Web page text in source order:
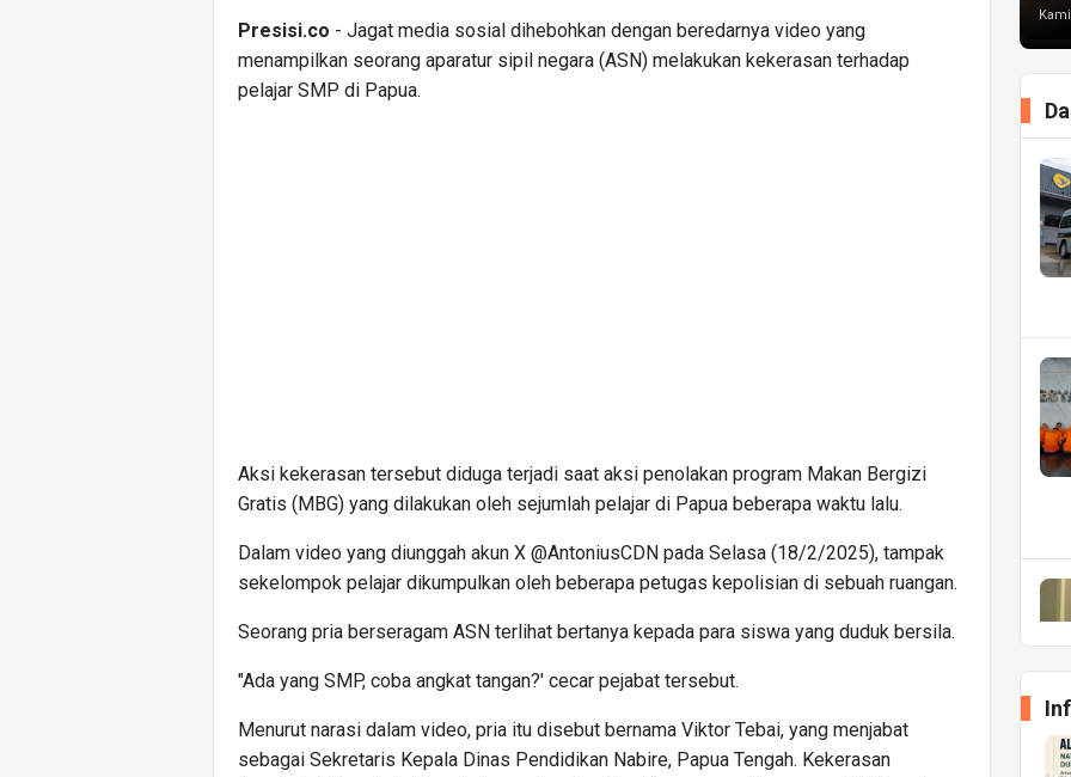
Presisi.co - Jagat media sosial dihebohkan dengan beredarnya video yang
menampilkan seorang aparatur sipil negara (ASN) melakukan kekerasan terhadap
pelajar SMP di Papua.
Aksi kekerasan tersebut diduga terjadi saat aksi penolakan program Makan Bergizi
Gratis (MBG) yang dilakukan oleh sejumlah pelajar di Papua beberapa waktu lalu.
Dalam video yang diunggah akun X @AntoniusCDN pada Selasa (18/2/2025), tampak
sekelompok pelajar dikumpulkan oleh beberapa petugas kepolisian di sebuah ruangan.
Seorang pria berseragam ASN terlihat bertanya kepada para siswa yang duduk bersila.
"Ada yang SMP, coba angkat tangan?' cecar pejabat tersebut.
Menurut narasi dalam video, pria itu disebut bernama Viktor Tebai, yang menjabat
sebagai Sekretaris Kepala Dinas Pendidikan Nabire, Papua Tengah. Kekerasan